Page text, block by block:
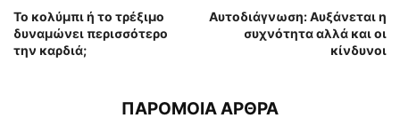
Το κολύμπι ή το τρέξιμο
δυναμώνει περισσότερο
την καρδιά;
Αυτοδιάγνωση: Αυξάνεται η
συχνότητα αλλά και οι
κίνδυνοι
ΠΑΡΟΜΟΙΑ ΑΡΘΡΑ